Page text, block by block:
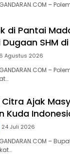
–
di Pantai
Dugaan SHM
6 Agustus 2026
–
Ajak
Kuda
24 Juli 2026
–